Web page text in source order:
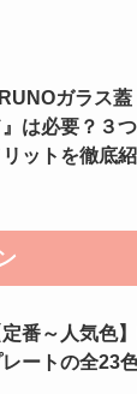
ガラス蓋
』は必要？３
リットを徹底
定番～人気色
ートの全23